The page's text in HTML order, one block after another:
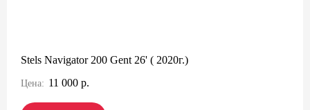
Stels Navigator 200 Gent 26' ( 2020г.)
Цена: 11 000 р.